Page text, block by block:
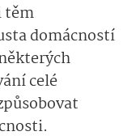
těm
domácností
celé